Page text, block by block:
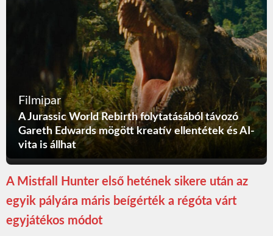
Filmipar
A Jurassic World Rebirth folytatásából távozó
Gareth Edwards mögött kreatív ellentétek és AI-
vita is állhat
A Mistfall Hunter első hetének sikere után az
egyik pályára máris beígérték a régóta várt
egyjátékos módot